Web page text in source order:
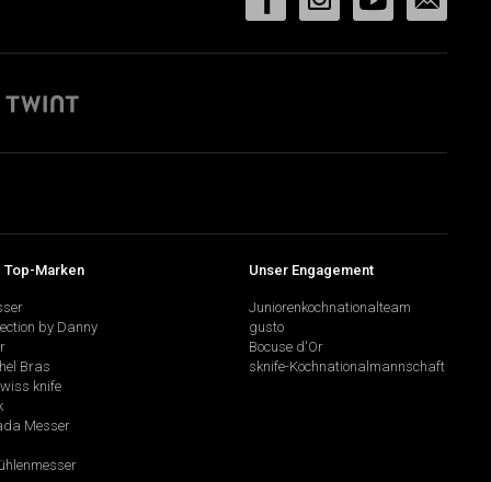
Top-Marken
by Danny
Bras
knife
Messer
Unser Engagement
Juniorenkochnationalteam
gusto
Bocuse d'Or
sknife-Kochnationalmannschaft